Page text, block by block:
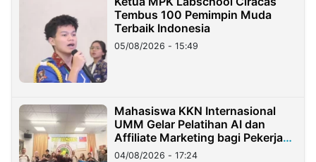
Tembus 100 Pemimpin Muda
Terbaik Indonesia
05/08/2026 - 15:49
Mahasiswa KKN Internasional
UMM Gelar Pelatihan AI dan
Affiliate Marketing bagi Pekerja
Migran Indonesia di Taiwan
04/08/2026 - 17:24